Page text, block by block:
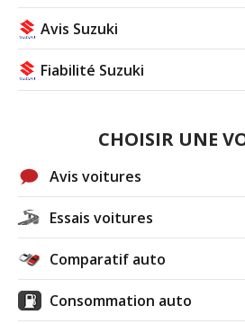
Avis Suzuki
Fiabilité Suzuki
CHOISIR UNE
Avis voitures
Essais voitures
Comparatif auto
Consommation auto